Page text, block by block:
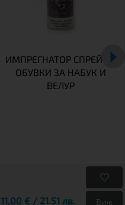
ИМПРЕГНАТОР СПРЕЙ ЗА
ОБУВКИ ЗА НАБУК И
ВЕЛУР
11,00 € / 21.51 лв. Виж